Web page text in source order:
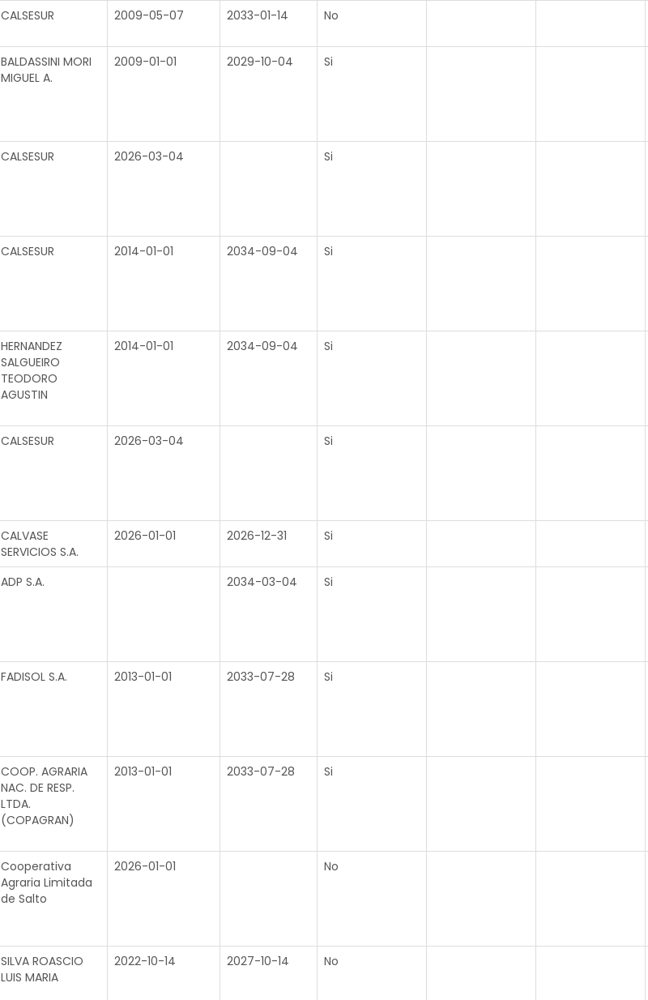
CALSESUR 2009-05-07 2033-01-14 No
BALDASSINI MORI
MIGUEL A.
2009-01-01 2029-10-04 Si
CALSESUR 2026-03-04 Si
CALSESUR 2014-01-01 2034-09-04 Si
HERNANDEZ
SALGUEIRO
TEODORO
AGUSTIN
2014-01-01 2034-09-04 Si
CALSESUR 2026-03-04 Si
CALVASE
SERVICIOS S.A.
2026-01-01 2026-12-31 Si
ADP S.A. 2034-03-04 Si
FADISOL S.A. 2013-01-01 2033-07-28 Si
COOP. AGRARIA
NAC. DE RESP.
LTDA.
(COPAGRAN)
2013-01-01 2033-07-28 Si
Cooperativa
Agraria Limitada
de Salto
2026-01-01 No
SILVA ROASCIO
LUIS MARIA
2022-10-14 2027-10-14 No